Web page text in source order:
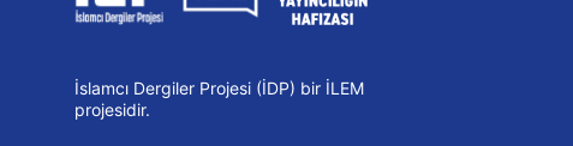
İslamcı Dergiler Projesi (İDP) bir İLEM
projesidir.